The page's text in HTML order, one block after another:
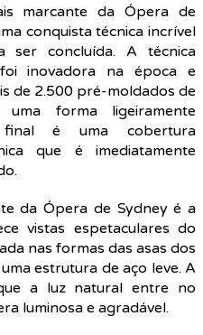
marcante da Ópera de
conquista técnica incrível
ser concluída. A técnica
inovadora na época e
de 2.500 pré-moldados de
forma ligeiramente
é uma cobertura
que é imediatamente
da Ópera de Sydney é a
vistas espetaculares do
nas formas das asas dos
estrutura de aço leve. A
a luz natural entre no
luminosa e agradável.